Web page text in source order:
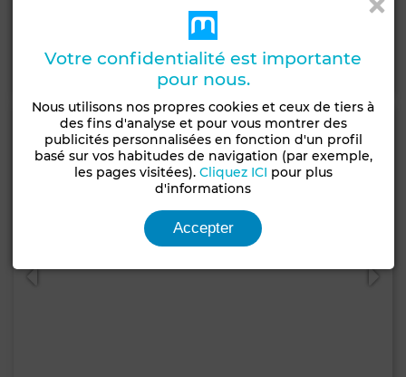
1 Sdb.
Contacter Appelez WhatsApp
Votre confidentialité est importante
pour nous.
Nous utilisons nos propres cookies et ceux de tiers à
des fins d'analyse et pour vous montrer des
publicités personnalisées en fonction d'un profil
basé sur vos habitudes de navigation (par exemple,
les pages visitées). Cliquez ICI pour plus
d'informations
Accepter